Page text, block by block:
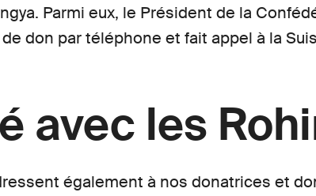
Parmi eux, le Président de la
don par téléphone et fait appel à la
avec les
également à nos donatrices et